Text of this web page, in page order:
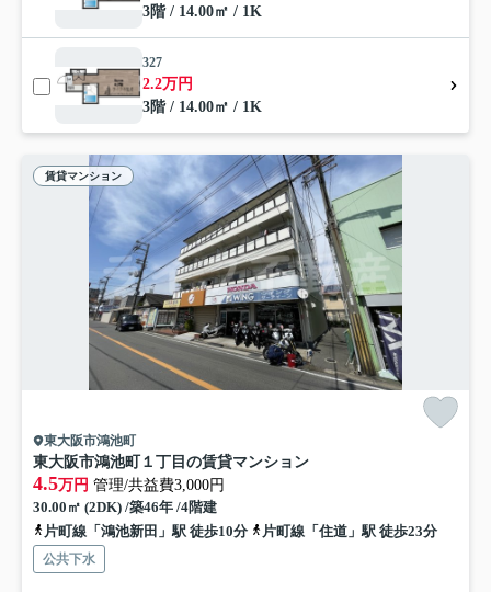
3階 / 14.00㎡ / 1K
327
2.2万円
3階 / 14.00㎡ / 1K
賃貸マンション
東大阪市鴻池町
東大阪市鴻池町１丁目の賃貸マンション
4.5万円 管理/共益費3,000円
30.00㎡ (2DK) /築46年 /4階建
片町線「鴻池新田」駅 徒歩10分
片町線「住道」駅 徒歩23分
公共下水